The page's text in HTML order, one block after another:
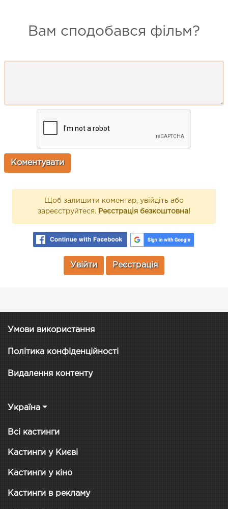
Вам сподобався фільм?
Щоб залишити коментар, увійдіть або
зареєструйтеся. Реєстрація безкоштовна!
Увійти Реєстрація
Умови використання
Політика конфіденційності
Видалення контенту
Україна
Всі кастинги
Кастинги у Києві
Кастинги у кіно
Кастинги в рекламу